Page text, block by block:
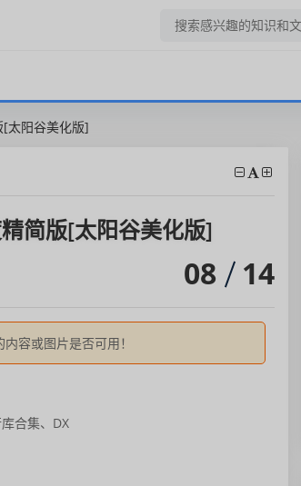
太阳谷美化版]
简版[太阳谷美化版]
08 14
容或图片是否可用！
合集、DX